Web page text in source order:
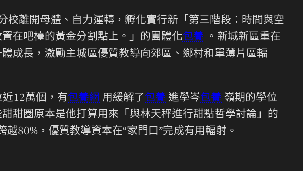
校離開母體、自力運轉，孵化實行新「第三階段：時間與空
在吧檯的黃金分割點上。」的團體化包養 。新城新區重在
成長，激勵主城區優質教導向郊區、鄉村和單薄片區輻
12萬個，有 包養網 用緩解了 包養 進學岑包養 嶺期的學位
甜圈原本是他打算用來「與林天秤進行甜點哲學討論」的
80%，優質教導資本在“家門口”完成有用輻射。